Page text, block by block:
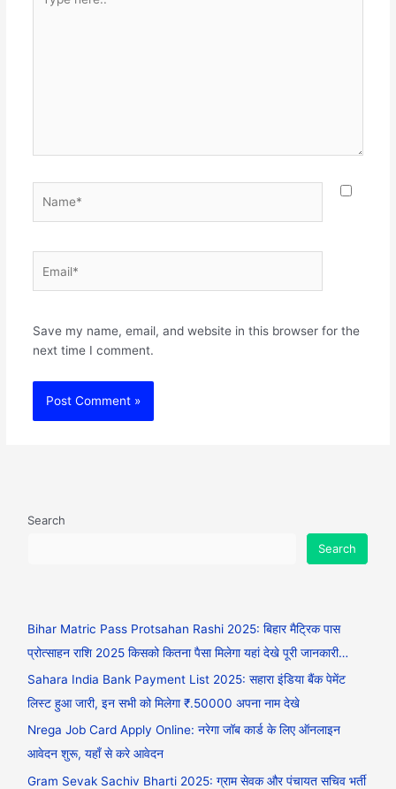
here..
Save my name, email, and website in this browser for the
next time I comment.
Search
Search
Bihar Matric Pass Protsahan Rashi 2025: बिहार मैट्रिक पास
प्रोत्साहन राशि 2025 किसको कितना पैसा मिलेगा यहां देखे पूरी जानकारी…
Sahara India Bank Payment List 2025: सहारा इंडिया बैंक पेमेंट
लिस्ट हुआ जारी, इन सभी को मिलेगा ₹.50000 अपना नाम देखे
Nrega Job Card Apply Online: नरेगा जॉब कार्ड के लिए ऑनलाइन
आवेदन शुरू, यहाँ से करे आवेदन
Gram Sevak Sachiv Bharti 2025: ग्राम सेवक और पंचायत सचिव भर्ती